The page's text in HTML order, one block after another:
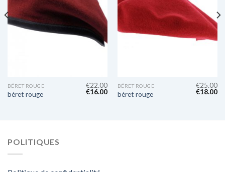
BÉRET ROUGE
béret rouge
€22.00
€16.00
BÉRET ROUGE
béret rouge
€25.00
€18.00
POLITIQUES